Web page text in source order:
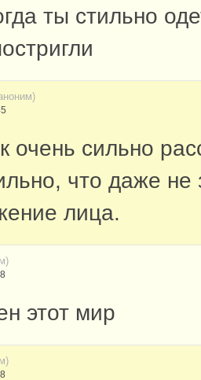
ты стильно
очень сильно
что даже не
лица.
этот мир